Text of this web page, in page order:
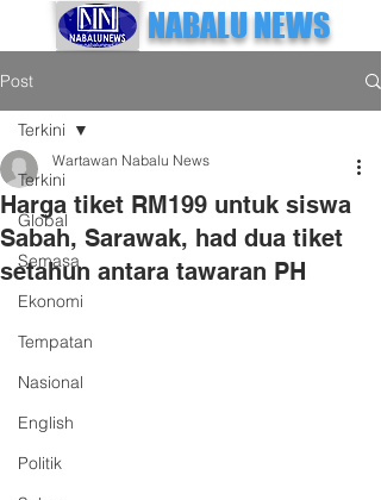
NABALU NEWS
Post
Terkini
Global
Semasa
Ekonomi
Tempatan
Nasional
English
Politik
Terkini
Harga tiket RM199 untuk siswa
Sabah, Sarawak, had dua tiket
setahun antara tawaran PH
Wartawan Nabalu News